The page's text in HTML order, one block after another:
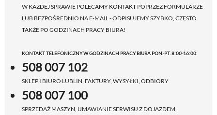
W KAŻDEJ SPRAWIE POLECAMY KONTAKT POPRZEZ FORMULARZE
LUB BEZPOŚREDNIO NA E-MAIL - ODPISUJEMY SZYBKO, CZĘSTO
TAKŻE PO GODZINACH PRACY BIURA!
KONTAKT TELEFONICZNY W GODZINACH PRACY BIURA PON.-PT. 8:00-16:00:
508 007 102
SKLEP I BIURO LUBLIN, FAKTURY, WYSYŁKI, ODBIORY
508 007 100
SPRZEDAŻ MASZYN, UMAWIANIE SERWISU Z DOJAZDEM